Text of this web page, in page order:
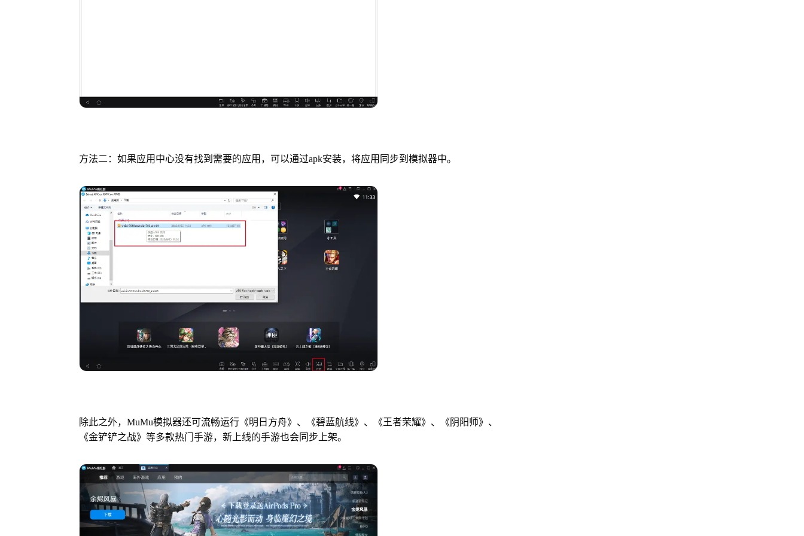
方法二：如果应用中心没有找到需要的应用，可以通过apk安装，将应用同步到模拟器中。
除此之外，MuMu模拟器还可流畅运行《明日方舟》、《碧蓝航线》、《王者荣耀》、《阴阳师》、
《金铲铲之战》等多款热门手游，新上线的手游也会同步上架。